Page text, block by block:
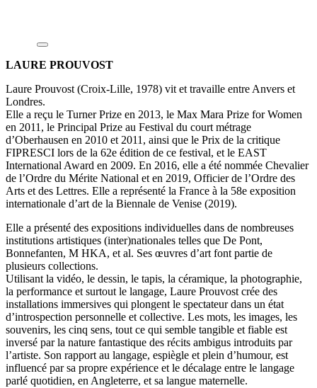
LAURE PROUVOST
Laure Prouvost (Croix-Lille, 1978) vit et travaille entre Anvers et
Londres.
Elle a reçu le Turner Prize en 2013, le Max Mara Prize for Women
en 2011, le Principal Prize au Festival du court métrage
d’Oberhausen en 2010 et 2011, ainsi que le Prix de la critique
FIPRESCI lors de la 62e édition de ce festival, et le EAST
International Award en 2009. En 2016, elle a été nommée Chevalier
de l’Ordre du Mérite National et en 2019, Officier de l’Ordre des
Arts et des Lettres. Elle a représenté la France à la 58e exposition
internationale d’art de la Biennale de Venise (2019).
Elle a présenté des expositions individuelles dans de nombreuses
institutions artistiques (inter)nationales telles que De Pont,
Bonnefanten, M HKA, et al. Ses œuvres d’art font partie de
plusieurs collections.
Utilisant la vidéo, le dessin, le tapis, la céramique, la photographie,
la performance et surtout le langage, Laure Prouvost crée des
installations immersives qui plongent le spectateur dans un état
d’introspection personnelle et collective. Les mots, les images, les
souvenirs, les cinq sens, tout ce qui semble tangible et fiable est
inversé par la nature fantastique des récits ambigus introduits par
l’artiste. Son rapport au langage, espiègle et plein d’humour, est
influencé par sa propre expérience et le décalage entre le langage
parlé quotidien, en Angleterre, et sa langue maternelle.